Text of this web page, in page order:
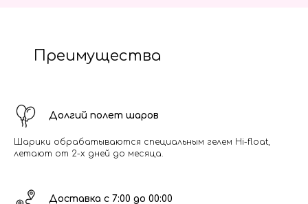
Преимущества
Долгий полет шаров
Шарики обрабатываются специальным гелем Hi-float,
летают от 2-х дней до месяца.
Доставка с 7:00 до 00:00